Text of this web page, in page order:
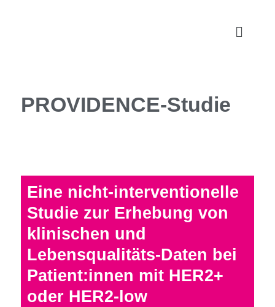
PROVIDENCE-Studie
Eine nicht-interventionelle
Studie zur Erhebung von
klinischen und
Lebensqualitäts-Daten bei
Patient:innen mit HER2+
oder HER2-low